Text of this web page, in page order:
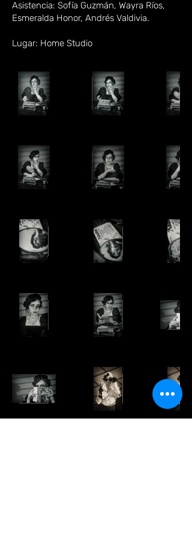
Asistencia: Sofía Guzmán, Wayra Ríos,
Esmeralda Honor, Andrés Valdivia.
Lugar: Home Studio